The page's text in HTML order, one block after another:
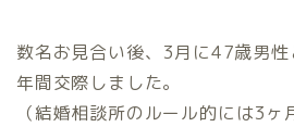
数名お見合い後、3月に47歳男
年間交際しました。
（結婚相談所のルール的には3